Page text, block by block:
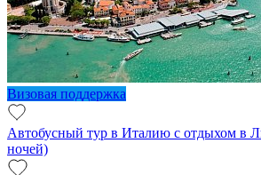
Визовая поддержка
Автобусный тур в Италию с отдыхом в
ночей)